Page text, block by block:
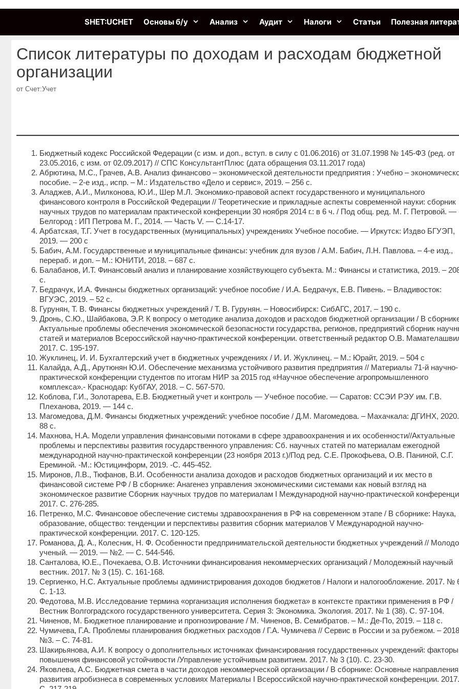
SHET:UCHET Основы б/у Анализ Аудит Налоги Статьи Полезная
Список литературы по доходам и расходам бюджетной
организации
от Счет:Учет
Бюджетный кодекс Российской Федерации (с изм. и доп., вступ. в силу с 01.06.2016) от 31.07.1998 № 145-ФЗ (ред. от
23.05.2016, с изм. от 02.09.2017) // СПС КонсультантПлюс (дата обращения 03.11.2017 года)
Абрютина, М.С., Грачев, А.В. Анализ финансово – экономической деятельности предприятия : Учебно –
пособие. – 2-е изд., испр. – М.: Издательство «Дело и сервис», 2019. – 256 с.
Аладжев, А.И., Милконова, Ю.И., Шер М.Л. Экономико-правовой аспект государственного и муниципального
финансового контроля в Российской Федерации // Теоретические и прикладные аспекты современной науки: сборник
научных трудов по материалам практической конференции 30 ноября 2014 г.: в 6 ч. / Под общ. ред. М. Г. Петровой. —
Белгород : ИП Петрова М. Г., 2014. — Часть V. — С.14-17.
Арбатская, Т.Г. Учет в государственных (муниципальных) учреждениях Учебное пособие. — Иркутск: Издво БГУЭП,
2019. — 200 с
Бабич, А.М. Государственные и муниципальные финансы: учебник для вузов / А.М. Бабич, Л.Н. Павлова. – 4-е изд.,
перераб. и доп. – М.: ЮНИТИ, 2018. – 687 с.
Балабанов, И.Т. Финансовый анализ и планирование хозяйствующего субъекта. М.: Финансы и статистика, 2019. –
с.
Бедрачук, И.А. Финансы бюджетных организаций: учебное пособие / И.А. Бедрачук, Е.В. Пивень. – Владивосток:
ВГУЭС, 2019. – 52 с.
Гурунян, Т. В. Финансы бюджетных учреждений / Т. В. Гурунян. – Новосибирск: СибАГС, 2017. – 190 с.
Дронь, С.Ю., Шайбакова, Э.Р. К вопросу о методике анализа доходов и расходов бюджетной организации / В
Актуальные проблемы обеспечения экономической безопасности государства, регионов, предприятий сборник
статей и материалов Всероссийской научно-практической конференции. ответственный редактор О.В.
2017. С. 195-197.
Жуклинец, И. И. Бухгалтерский учет в бюджетных учреждениях / И. И. Жуклинец. – М.: Юрайт, 2019. – 504 с
Калайда, А.Д., Арутюнян Ю.И. Обеспечение механизма устойчивого развития предприятия // Материалы 71-й научно-
практической конференции студентов по итогам НИР за 2015 год «Научное обеспечение агропромышленного
комплекса».- Краснодар: КубГАУ, 2018. – С. 567-570.
Коблова, Г.И., Золотарева, Е.В. Бюджетный учет и контроль — Учебное пособие. — Саратов: ССЭИ РЭУ им. Г.В.
Плеханова, 2019. — 144 с.
Магомедова, Д.М. Финансы бюджетных учреждений: учебное пособие / Д.М. Магомедова. – Махачкала: ДГИНХ,
88 с.
Махнова, Н.А. Модели управления финансовыми потоками в сфере здравоохранения и их особенности//Актуальные
проблемы и перспективы развития государственного управления: Сб. научных статей по материалам ежегодной
международной научно-практической конференции (23 ноября 2013 г.)/Под ред. С.Е. Прокофьева, О.В. Паниной, С.Г.
Ереминой. -М.: Юстицинформ, 2019. -С. 445-452.
Миронов, Л.В., Тюфанов, В.И. Особенности анализа доходов и расходов бюджетных организаций и их место в
финансовой системе РФ / В сборнике: Анагенез управления экономическими системами как новый взгляд на
экономическое развитие Сборник научных трудов по материалам I Международной научно-практической
2017. С. 276-285.
Петренко, М.С. Финансовое обеспечение системы здравоохранения в РФ на современном этапе / В сборнике: Наука,
образование, общество: тенденции и перспективы развития сборник материалов V Международной научно-
практической конференции. 2017. С. 120-125.
Романова, Д. А., Колесник, Н. Ф. Особенности предпринимательской деятельности бюджетных учреждений //
ученый. — 2019. — №2. — С. 544-546.
Санталова, Ю.Е., Почекаева, О.В. Источники финансирования некоммерческих организаций / Молодежный научный
вестник. 2017. № 3 (15). С. 161-168.
Сергиенко, Н.С. Актуальные проблемы администрирования доходов бюджетов / Налоги и налогообложение. 2017. №
С. 1-13.
Федотова, М.В. Исследование термина «организация исполнения бюджета» в контексте практики применения в РФ /
Вестник Волгоградского государственного университета. Серия 3: Экономика. Экология. 2017. № 1 (38). С. 97-104.
Чиненов, М. Бюджетное планирование и прогнозирование / М. Чиненов, В. Семибратов. – М.: Де-По, 2019. – 118 с.
Чумичева, Г.А. Проблемы планирования бюджетных расходов / Г.А. Чумичева // Сервис в России и за рубежом. –
№3. – С. 74-81.
Шакирьянова, А.И. К вопросу о дополнительных источниках финансирования государственных учреждений: факторы
повышения финансовой устойчивости /Управление устойчивым развитием. 2017. № 3 (10). С. 23-30.
Яковлева, А.С. Бюджетная смета в части доходов некоммерческой организации / В сборнике: Основные направления
развития агробизнеса в современных условиях Материалы I Всероссийской научно-практической конференции. 2017.